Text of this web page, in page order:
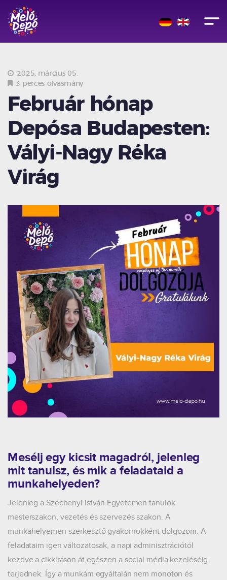
2025. március 05.
3 perces olvasmány
Február hónap
Depósa Budapesten:
Vályi-Nagy Réka
Virág
Mesélj egy kicsit magadról, jelenleg
mit tanulsz, és mik a feladataid a
munkahelyeden?
Jelenleg a Széchenyi István Egyetemen tanulok
mesterszakon, vezetés és szervezés szakon. A
munkahelyemen szerkesztő gyakornokként dolgozom. A
feladataim igen változatosak, a napi adminisztrációtól
kezdve a cikkíráson át egészen a social média kezeléséig
terjednek. Így a munkám egyáltalán nem monoton és